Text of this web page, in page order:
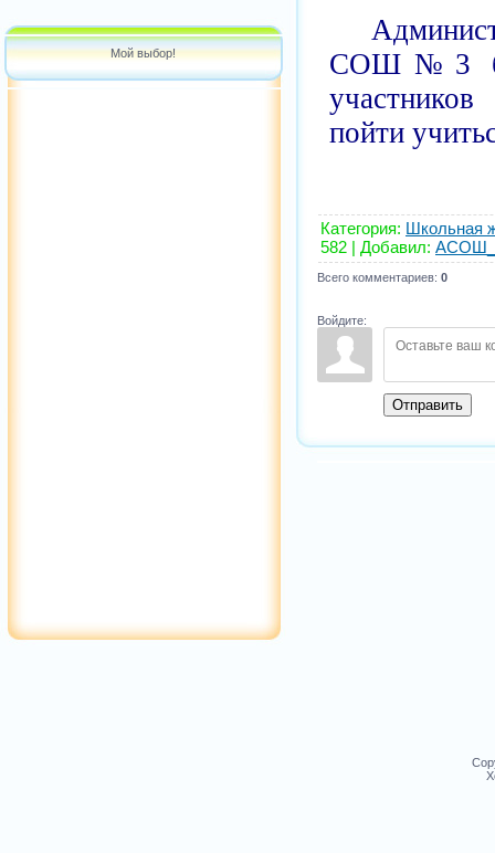
Мой выбор!
СОШ№3
пойти
Категория: Школьная
582 | Добавил:
Всего комментариев: 0
Войдите:
Отправить